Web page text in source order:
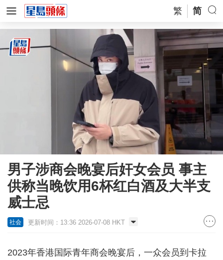
繁 简
男子涉商会晚宴后奸女会员 事主
供称当晚饮用6杯红白酒及大半支
威士忌
社会 更新时间：13:36 2026-07-08 HKT
2023年香港国际青年商会晚宴后，一众会员到卡拉